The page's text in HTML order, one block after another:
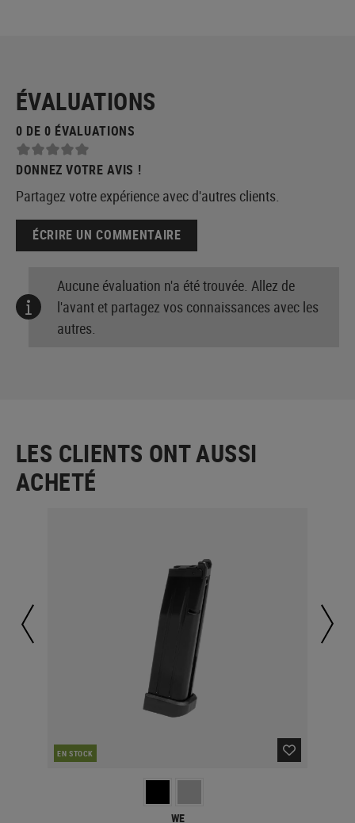
ÉVALUATIONS
0 DE 0 ÉVALUATIONS
DONNEZ VOTRE AVIS !
Partagez votre expérience avec d'autres clients.
ÉCRIRE UN COMMENTAIRE
Aucune évaluation n'a été trouvée. Allez de
l'avant et partagez vos connaissances avec les
autres.
LES CLIENTS ONT AUSSI
ACHETÉ
EN STOCK
WE